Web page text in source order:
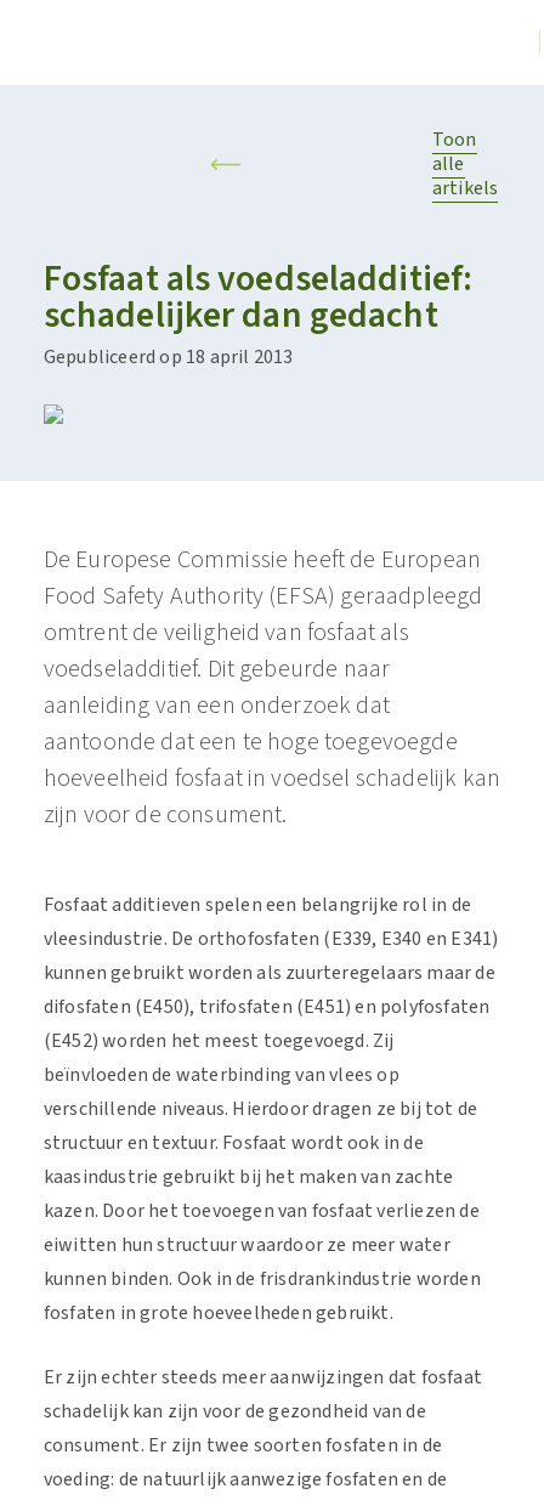
Toon
alle
artikels
Fosfaat als voedseladditief:
schadelijker dan gedacht
Gepubliceerd op 18 april 2013
De Europese Commissie heeft de European
Food Safety Authority (EFSA) geraadpleegd
omtrent de veiligheid van fosfaat als
voedseladditief. Dit gebeurde naar
aanleiding van een onderzoek dat
aantoonde dat een te hoge toegevoegde
hoeveelheid fosfaat in voedsel schadelijk kan
zijn voor de consument.
Fosfaat additieven spelen een belangrijke rol in de
vleesindustrie. De orthofosfaten (E339, E340 en E341)
kunnen gebruikt worden als zuurteregelaars maar de
difosfaten (E450), trifosfaten (E451) en polyfosfaten
(E452) worden het meest toegevoegd. Zij
beïnvloeden de waterbinding van vlees op
verschillende niveaus. Hierdoor dragen ze bij tot de
structuur en textuur. Fosfaat wordt ook in de
kaasindustrie gebruikt bij het maken van zachte
kazen. Door het toevoegen van fosfaat verliezen de
eiwitten hun structuur waardoor ze meer water
kunnen binden. Ook in de frisdrankindustrie worden
fosfaten in grote hoeveelheden gebruikt.
Er zijn echter steeds meer aanwijzingen dat fosfaat
schadelijk kan zijn voor de gezondheid van de
consument. Er zijn twee soorten fosfaten in de
voeding: de natuurlijk aanwezige fosfaten en de